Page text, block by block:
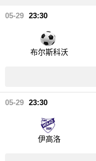
23:30
05-29
布尔斯科沃
23:30
05-29
伊高洛